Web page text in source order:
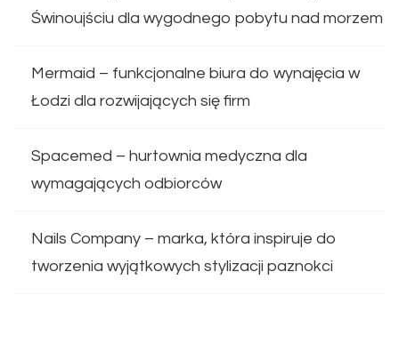
Świnoujściu dla wygodnego pobytu nad morzem
Mermaid – funkcjonalne biura do wynajęcia w
Łodzi dla rozwijających się firm
Spacemed – hurtownia medyczna dla
wymagających odbiorców
Nails Company – marka, która inspiruje do
tworzenia wyjątkowych stylizacji paznokci